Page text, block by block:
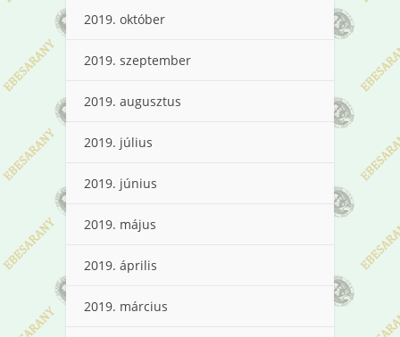
2019. október
2019. szeptember
2019. augusztus
2019. július
2019. június
2019. május
2019. április
2019. március